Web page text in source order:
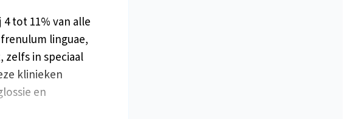
tot 11% van alle
linguae,
in speciaal
klinieken
en